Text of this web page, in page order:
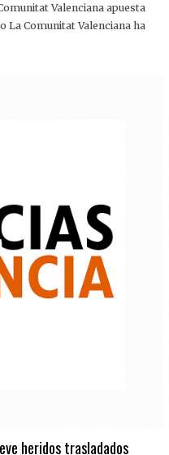
Valenciana apuesta
Comunitat Valenciana ha
heridos trasladados